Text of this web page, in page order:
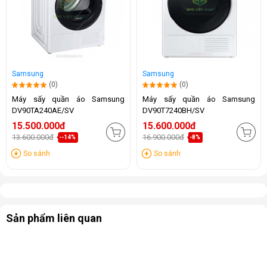
Samsung
(0)
Máy sấy quần áo Samsung
DV90TA240AE/SV
15.500.000đ
13.600.000đ --14%
So sánh
Samsung
(0)
Máy sấy quần áo Samsung
DV90T7240BH/SV
15.600.000đ
16.900.000đ -8%
So sánh
Sản phẩm liên quan